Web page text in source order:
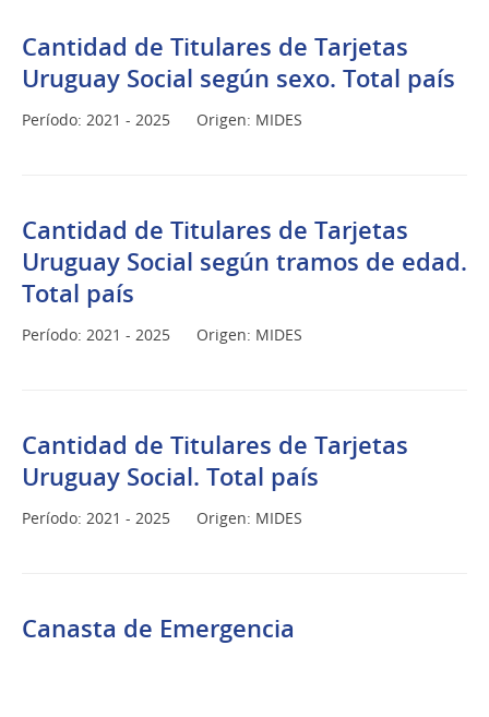
Cantidad de Titulares de Tarjetas
Uruguay Social según sexo. Total país
Período: 2021 - 2025 Origen: MIDES
Cantidad de Titulares de Tarjetas
Uruguay Social según tramos de edad.
Total país
Período: 2021 - 2025 Origen: MIDES
Cantidad de Titulares de Tarjetas
Uruguay Social. Total país
Período: 2021 - 2025 Origen: MIDES
Canasta de Emergencia